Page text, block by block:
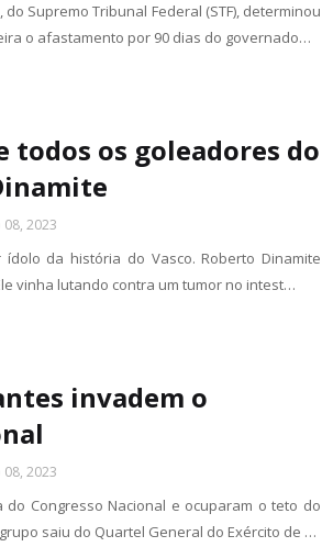
Supremo Tribunal Federal (STF), determinou
o afastamento por 90 dias do governado…
todos os goleadores do
08, 2023
da história do Vasco. Roberto Dinamite
vinha lutando contra um tumor no intest…
invadem o
08, 2023
Congresso Nacional e ocuparam o teto do
saiu do Quartel General do Exército de …